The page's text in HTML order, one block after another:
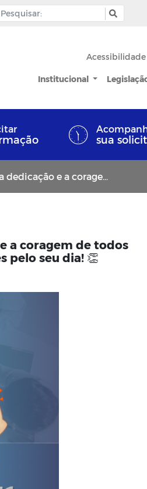
Acessibilidade
Institucional
sua
a todos os trabalhadores pelo seu dia! 👏
a coragem de todos
pelo seu dia! 👏